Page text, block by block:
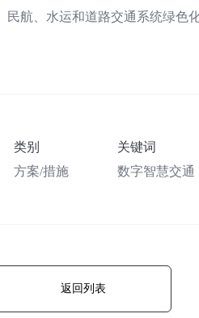
民航、水运和道路交通系统绿色
类别
方案/措施
关键词
数字智慧交通
返回列表